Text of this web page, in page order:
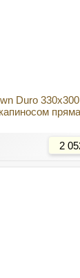
Duro 330x300
2